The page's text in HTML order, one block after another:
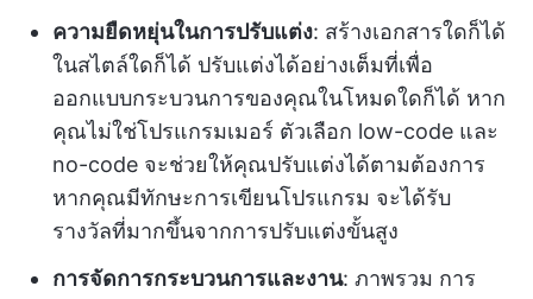
ความยืดหยุ่นในการปรับแต่ง: สร้างเอกสารใดก็ได้
ในสไตล์ใดก็ได้ ปรับแต่งได้อย่างเต็มที่เพื่อ
ออกแบบกระบวนการของคุณในโหมดใดก็ได้ หาก
คุณไม่ใช่โปรแกรมเมอร์ ตัวเลือก low-code และ
no-code จะช่วยให้คุณปรับแต่งได้ตามต้องการ
หากคุณมีทักษะการเขียนโปรแกรม จะได้รับ
รางวัลที่มากขึ้นจากการปรับแต่งขั้นสูง
การจัดการกระบวนการและงาน: ภาพรวม การ